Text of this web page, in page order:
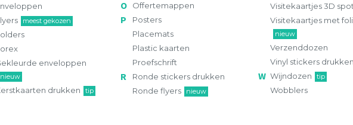
meest gekozen
enveloppen
nieuw
drukken tip
Offertemappen
Posters
Placemats
Plastic kaarten
Proefschrift
Ronde stickers drukken
Ronde flyers
nieuw
Visitekaartjes 3D
Visitekaartjes met
nieuw
Verzenddozen
Vinyl stickers drukken
Wijndozen
tip
Wobblers